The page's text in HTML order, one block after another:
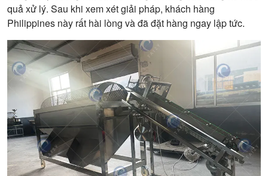
quả xử lý. Sau khi xem xét giải pháp, khách hàng
Philippines này rất hài lòng và đã đặt hàng ngay lập tức.